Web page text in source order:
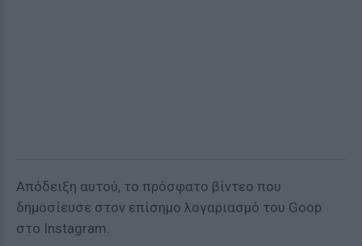
Απόδειξη αυτού, το πρόσφατο βίντεο που
δημοσίευσε στον επίσημο λογαριασμό του Goop
στο Instagram.